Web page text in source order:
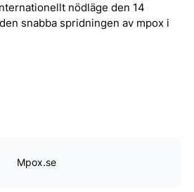
nödläge den 14
snabba spridningen av mpox i
Mpox.se